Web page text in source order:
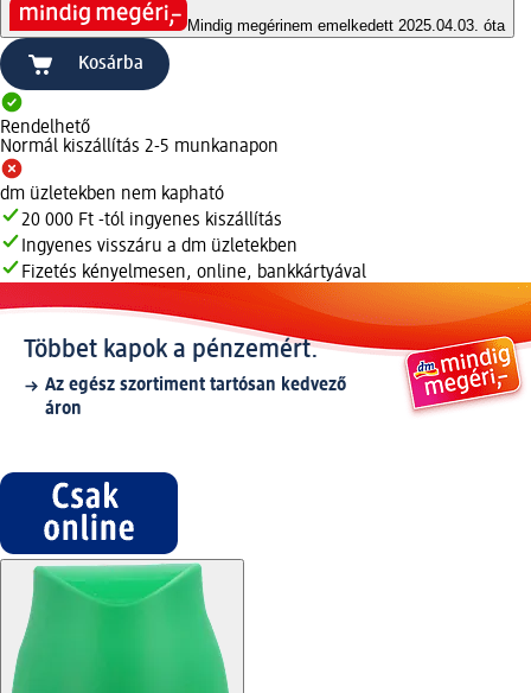
Mindig megérinem emelkedett 2025.04.03. óta
Kosárba
Rendelhető
Normál kiszállítás 2-5 munkanapon
dm üzletekben nem kapható
20 000 Ft -tól ingyenes kiszállítás
Ingyenes visszáru a dm üzletekben
Fizetés kényelmesen, online, bankkártyával
Többet kapok a pénzemért.
Az egész szortiment tartósan kedvező
áron